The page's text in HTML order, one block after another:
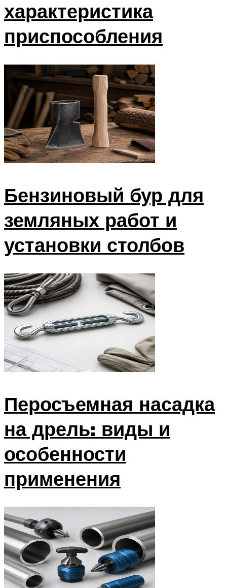
характеристика
приспособления
Бензиновый бур для
земляных работ и
установки столбов
Перосъемная насадка
на дрель: виды и
особенности
применения